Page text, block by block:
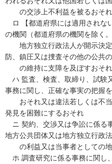
の交渉上不利益を被るおそれ
ロ 【都道府県には適用されな
の機関（都道府県の機関を除く
地方独立行政法人が開示決定
防、鎮圧又は捜査その他の公共
の維持に支障を及ぼすおそれ
ハ 監査、検査、取締り、試験
事務に関し、正確な事実の把握
おそれ又は違法若しくは不当
発見を困難にするおそれ
ニ 契約、交渉又は争訟に係る
地方公共団体又は地方独立行政
の利益又は当事者としての地
ホ 調査研究に係る事務に関し